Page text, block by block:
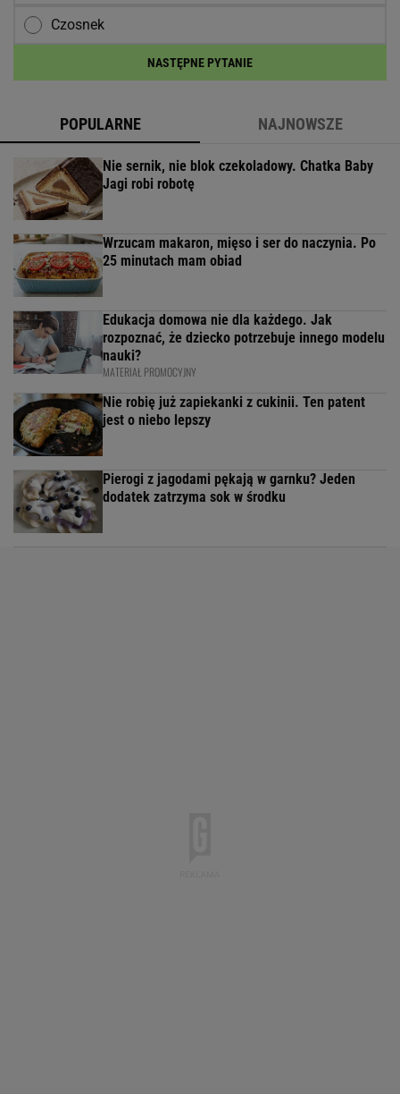
Czosnek
NASTĘPNE PYTANIE
POPULARNE NAJNOWSZE
Nie sernik, nie blok czekoladowy. Chatka Baby
Jagi robi robotę
Wrzucam makaron, mięso i ser do naczynia. Po
25 minutach mam obiad
Edukacja domowa nie dla każdego. Jak
rozpoznać, że dziecko potrzebuje innego modelu
nauki?
MATERIAŁ PROMOCYJNY
Nie robię już zapiekanki z cukinii. Ten patent
jest o niebo lepszy
Pierogi z jagodami pękają w garnku? Jeden
dodatek zatrzyma sok w środku